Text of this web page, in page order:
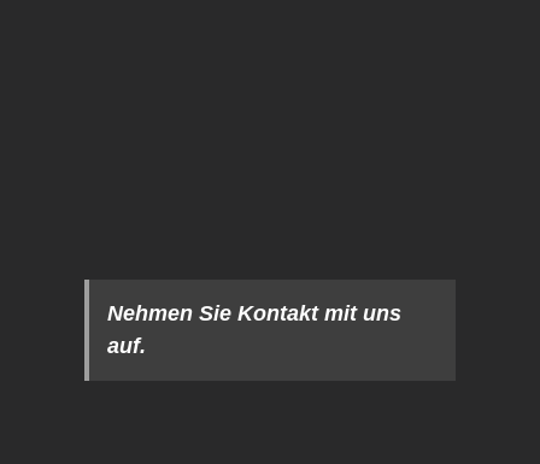
Nehmen Sie Kontakt mit uns
auf.